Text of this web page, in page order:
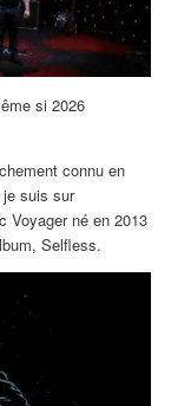
si 2026
connu en
je suis sur
Voyager né en 2013
Selfless.